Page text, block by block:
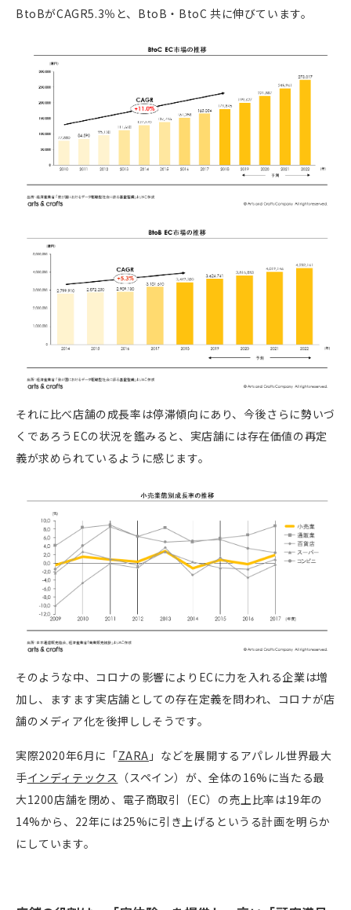
BtoBがCAGR5.3％と、BtoB・BtoC 共に伸びています。
それに比べ店舗の成長率は停滞傾向にあり、今後さらに勢いづ
くであろうECの状況を鑑みると、実店舗には存在価値の再定
義が求められているように感じます。
そのような中、コロナの影響により ECに力を入れる企業は増
加し、ますます実店舗としての存在定義を問われ、コロナが店
舗のメディア化を後押ししそうです。
実際2020年6月に「ZARA 」などを展開するアパレル世界最大
手インディテックス （スペイン）が、全体の16% に当たる最
大1200店舗を閉め、電子商取引（EC）の売上比率は19年の
14%から、 22年には25%に引き上げるというる計画を明らか
にしています。